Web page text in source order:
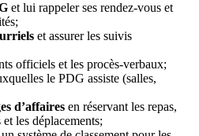
et lui rappeler ses rendez-vous et
et assurer les suivis
officiels et les procès-verbaux;
le PDG assiste (salles,
d’affaires en réservant les repas,
les déplacements;